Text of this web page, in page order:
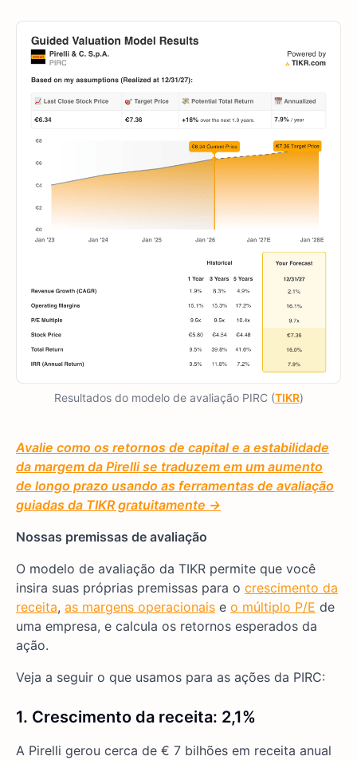
Resultados do modelo de avaliação PIRC (TIKR)
Avalie como os retornos de capital e a estabilidade
da margem da Pirelli se traduzem em um aumento
de longo prazo usando as ferramentas de avaliação
guiadas da TIKR gratuitamente →
Nossas premissas de avaliação
O modelo de avaliação da TIKR permite que você
insira suas próprias premissas para o crescimento da
receita, as margens operacionais e o múltiplo P/E de
uma empresa, e calcula os retornos esperados da
ação.
Veja a seguir o que usamos para as ações da PIRC:
1. Crescimento da receita: 2,1%
A Pirelli gerou cerca de € 7 bilhões em receita anual